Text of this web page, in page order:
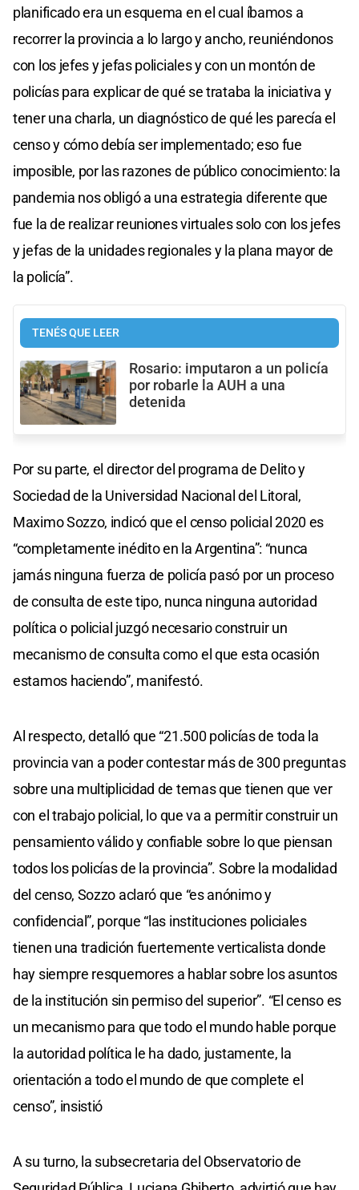
planificado era un esquema en el cual íbamos a
recorrer la provincia a lo largo y ancho, reuniéndonos
con los jefes y jefas policiales y con un montón de
policías para explicar de qué se trataba la iniciativa y
tener una charla, un diagnóstico de qué les parecía el
censo y cómo debía ser implementado; eso fue
imposible, por las razones de público conocimiento: la
pandemia nos obligó a una estrategia diferente que
fue la de realizar reuniones virtuales solo con los jefes
y jefas de la unidades regionales y la plana mayor de
la policía”.
TENÉS QUE LEER
Rosario: imputaron a un policía
por robarle la AUH a una
detenida
Por su parte, el director del programa de Delito y
Sociedad de la Universidad Nacional del Litoral,
Maximo Sozzo, indicó que el censo policial 2020 es
“completamente inédito en la Argentina”: “nunca
jamás ninguna fuerza de policía pasó por un proceso
de consulta de este tipo, nunca ninguna autoridad
política o policial juzgó necesario construir un
mecanismo de consulta como el que esta ocasión
estamos haciendo”, manifestó.
Al respecto, detalló que “21.500 policías de toda la
provincia van a poder contestar más de 300 preguntas
sobre una multiplicidad de temas que tienen que ver
con el trabajo policial, lo que va a permitir construir un
pensamiento válido y confiable sobre lo que piensan
todos los policías de la provincia”. Sobre la modalidad
del censo, Sozzo aclaró que “es anónimo y
confidencial”, porque “las instituciones policiales
tienen una tradición fuertemente verticalista donde
hay siempre resquemores a hablar sobre los asuntos
de la institución sin permiso del superior”. “El censo es
un mecanismo para que todo el mundo hable porque
la autoridad política le ha dado, justamente, la
orientación a todo el mundo de que complete el
censo”, insistió
A su turno, la subsecretaria del Observatorio de